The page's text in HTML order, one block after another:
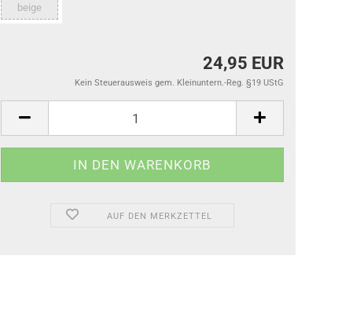
beige
24,95 EUR
Kein Steuerausweis gem. Kleinuntern.-Reg. §19 UStG
AUF DEN MERKZETTEL